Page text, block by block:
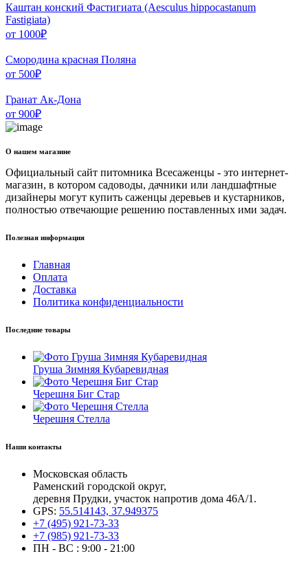
Каштан конский Фастигиата (Aesculus hippocastanum
Fastigiata)
от 1000₽
Смородина красная Поляна
от 500₽
Гранат Ак-Дона
от 900₽
О нашем магазине
Официальный сайт питомника Всесаженцы - это интернет-
магазин, в котором садоводы, дачники или ландшафтные
дизайнеры могут купить саженцы деревьев и кустарников,
полностью отвечающие решению поставленных ими задач.
Полезная информация
Главная
Оплата
Доставка
Политика конфиденциальности
Последние товары
Груша Зимняя Кубаревидная
Черешня Биг Стар
Черешня Стелла
Наши контакты
Московская область
Раменский городской округ,
деревня Прудки, участок напротив дома 46А/1.
GPS: 55.514143, 37.949375
+7 (495) 921-73-33
+7 (985) 921-73-33
ПН - ВС : 9:00 - 21:00